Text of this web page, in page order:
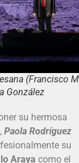
(Francisco
González
su hermosa
Paola Rodríguez
su
Araya como el